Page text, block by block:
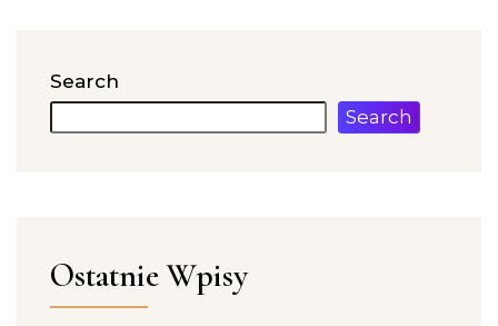
Search
Search
Ostatnie Wpisy